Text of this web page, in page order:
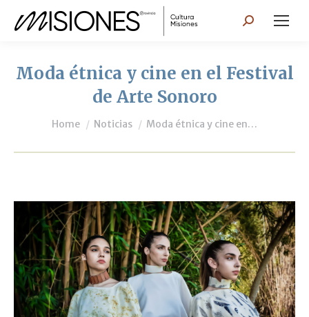
Search:
Moda étnica y cine en el Festival
de Arte Sonoro
You are here:
Home Noticias Moda étnica y cine en…